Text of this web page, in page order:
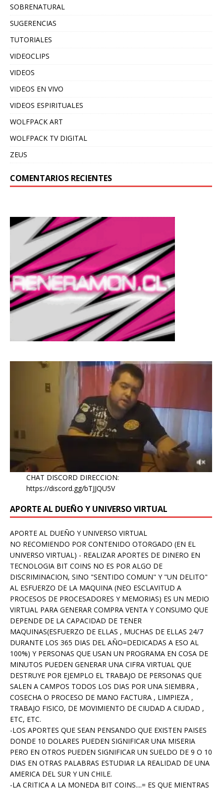
SOBRENATURAL
SUGERENCIAS
TUTORIALES
VIDEOCLIPS
VIDEOS
VIDEOS EN VIVO
VIDEOS ESPIRITUALES
WOLFPACK ART
WOLFPACK TV DIGITAL
ZEUS
COMENTARIOS RECIENTES
CHAT DISCORD DIRECCION:
https://discord.gg/bTJJQU5V
APORTE AL DUEÑO Y UNIVERSO VIRTUAL
APORTE AL DUEÑO Y UNIVERSO VIRTUAL
NO RECOMIENDO POR CONTENIDO OTORGADO (EN EL
UNIVERSO VIRTUAL) - REALIZAR APORTES DE DINERO EN
TECNOLOGIA BIT COINS NO ES POR ALGO DE
DISCRIMINACION, SINO "SENTIDO COMUN" Y "UN DELITO"
AL ESFUERZO DE LA MAQUINA (NEO ESCLAVITUD A
PROCESOS DE PROCESADORES Y MEMORIAS) ES UN MEDIO
VIRTUAL PARA GENERAR COMPRA VENTA Y CONSUMO QUE
DEPENDE DE LA CAPACIDAD DE TENER
MAQUINAS(ESFUERZO DE ELLAS , MUCHAS DE ELLAS 24/7
DURANTE LOS 365 DIAS DEL AÑO=DEDICADAS A ESO AL
100%) Y PERSONAS QUE USAN UN PROGRAMA EN COSA DE
MINUTOS PUEDEN GENERAR UNA CIFRA VIRTUAL QUE
DESTRUYE POR EJEMPLO EL TRABAJO DE PERSONAS QUE
SALEN A CAMPOS TODOS LOS DIAS POR UNA SIEMBRA ,
COSECHA O PROCESO DE MANO FACTURA , LIMPIEZA ,
TRABAJO FISICO, DE MOVIMIENTO DE CIUDAD A CIUDAD ,
ETC, ETC.
-LOS APORTES QUE SEAN PENSANDO QUE EXISTEN PAISES
DONDE 10 DOLARES PUEDEN SIGNIFICAR UNA MISERIA
PERO EN OTROS PUEDEN SIGNIFICAR UN SUELDO DE 9 O 10
DIAS EN OTRAS PALABRAS ESTUDIAR LA REALIDAD DE UNA
AMERICA DEL SUR Y UN CHILE.
-LA CRITICA A LA MONEDA BIT COINS....= ES QUE MIENTRAS